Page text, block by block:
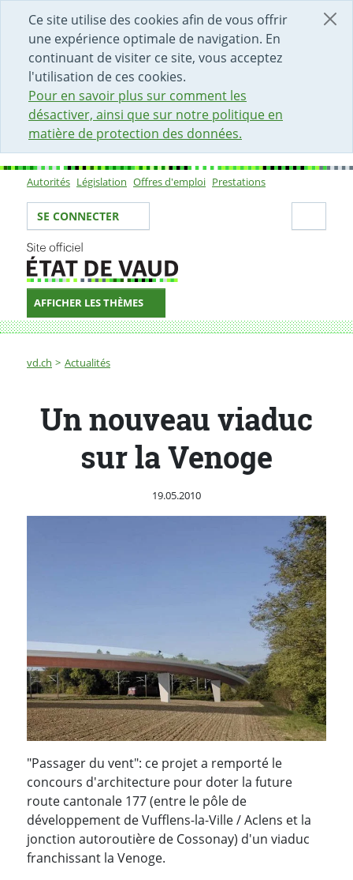
Ce site utilise des cookies afin de vous offrir
une expérience optimale de navigation. En
continuant de visiter ce site, vous acceptez
l'utilisation de ces cookies.
Pour en savoir plus sur comment les
désactiver, ainsi que sur notre politique en
matière de protection des données.
DÉBUT DU CONTENU DE LA PAGE
ACCÈS AU CHAMP DE RECHERCHE
PAGE D'ACCUEIL
FORMULAIRE DE CONTACT
Sous-navigation
Autorités Législation Offres d'emploi Prestations
Votre identité
SE CONNECTER
AFFICHER LES THÈMES
Fil d'Ariane
vd.ch Actualités
Un nouveau viaduc sur la Venoge
Un nouveau viaduc
sur la Venoge
Publié le
19.05.2010
"Passager du vent": ce projet a remporté le
concours d'architecture pour doter la future
route cantonale 177 (entre le pôle de
développement de Vufflens-la-Ville / Aclens et la
jonction autoroutière de Cossonay) d'un viaduc
franchissant la Venoge.